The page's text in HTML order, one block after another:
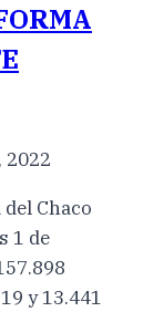
2022
Chaco
1 de
y 13.441